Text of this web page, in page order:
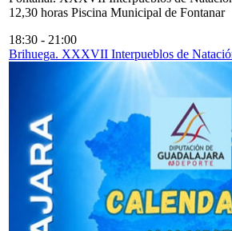
12,30 horas Piscina Municipal de Fontanar
18:30 - 21:00
Brihuega. XXXVII Interpueblos de